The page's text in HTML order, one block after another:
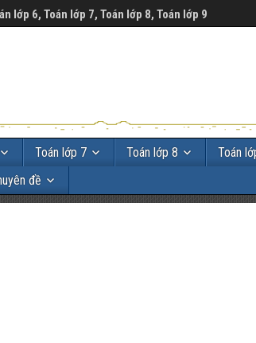
lớp 6, Toán lớp 7, Toán lớp 8, Toán lớp 9
Toán lớp 7 Toán lớp 8 Toán
đề